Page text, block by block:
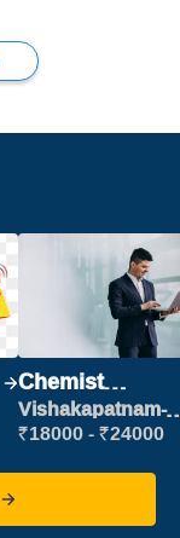
Chemist
Production
Executive
Vishakapatnam-
new
₹18000 - ₹24000